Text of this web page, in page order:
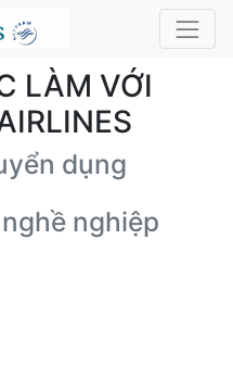
LÀM VỚI
dụng
nghiệp